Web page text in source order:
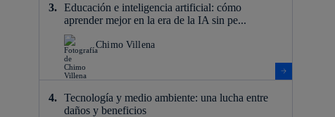
Educación e inteligencia artificial: cómo
aprender mejor en la era de la IA sin pe...
Chimo Villena
Tecnología y medio ambiente: una lucha entre
daños y beneficios